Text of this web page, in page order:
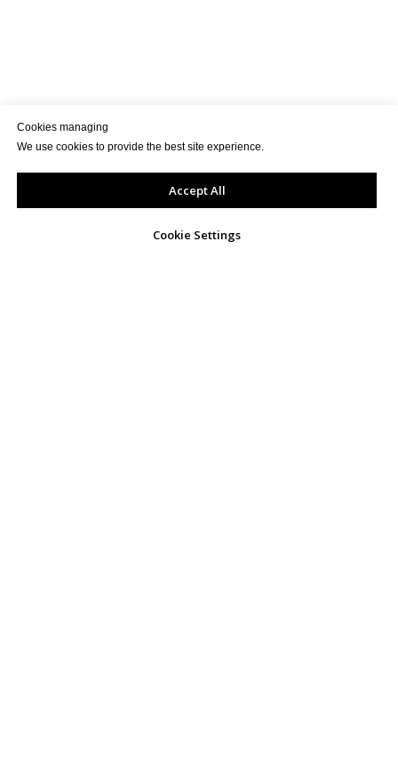
Cookies managing
We use cookies to provide the best site experience.
Accept All
Cookie Settings